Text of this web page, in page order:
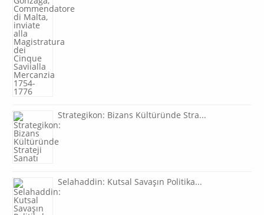
Strategikon: Bizans Kültüründe Stra...
Selahaddin: Kutsal Savaşın Politika...